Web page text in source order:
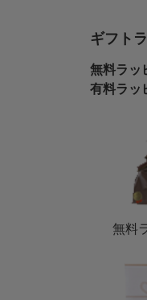
ギフト
無料ラ
有料ラ
無料